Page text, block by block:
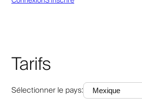
Tarifs
Sélectionner le pays: